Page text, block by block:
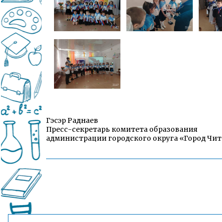
Гэсэр Раднаев
Пресс-секретарь комитета образования
администрации городского округа «Город